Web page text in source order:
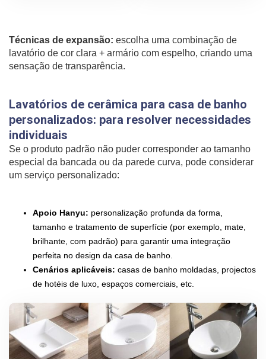
Técnicas de expansão: escolha uma combinação de
lavatório de cor clara + armário com espelho, criando uma
sensação de transparência.
Lavatórios de cerâmica para casa de banho
personalizados: para resolver necessidades
individuais
Se o produto padrão não puder corresponder ao tamanho
especial da bancada ou da parede curva, pode considerar
um serviço personalizado:
Apoio Hanyu: personalização profunda da forma,
tamanho e tratamento de superfície (por exemplo, mate,
brilhante, com padrão) para garantir uma integração
perfeita no design da casa de banho.
Cenários aplicáveis: casas de banho moldadas, projectos
de hotéis de luxo, espaços comerciais, etc.